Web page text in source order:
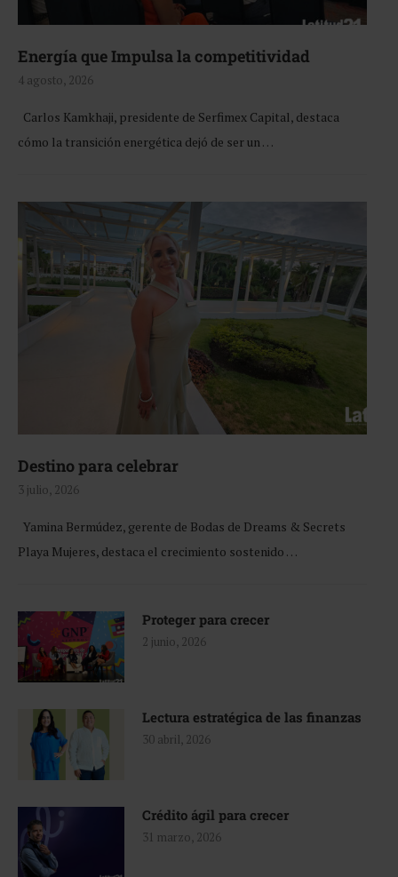
Energía que Impulsa la competitividad
4 agosto, 2026
Carlos Kamkhaji, presidente de Serfimex Capital, destaca
cómo la transición energética dejó de ser un …
Destino para celebrar
3 julio, 2026
Yamina Bermúdez, gerente de Bodas de Dreams & Secrets
Playa Mujeres, destaca el crecimiento sostenido …
Proteger para crecer
2 junio, 2026
Lectura estratégica de las finanzas
30 abril, 2026
Crédito ágil para crecer
31 marzo, 2026